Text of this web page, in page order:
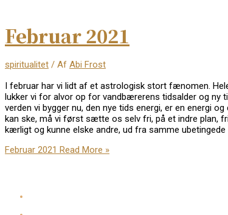
Februar 2021
spiritualitet / Af Abi Frost
I februar har vi lidt af et astrologisk stort fænomen.
lukker vi for alvor op for vandbærerens tidsalder og ny
verden vi bygger nu, den nye tids energi, er en energi
kan ske, må vi først sætte os selv fri, på et indre plan,
kærligt og kunne elske andre, ud fra samme ubetingede
Februar 2021 Read More »